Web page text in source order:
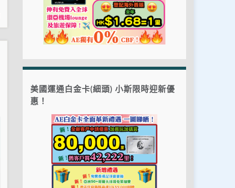
美國運通白金卡(細頭) 小斯限時迎新優
惠！